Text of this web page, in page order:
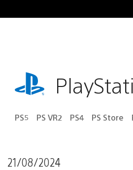
au
playstation.com
PS5 PS VR2 PS4 PS Store
21/08/2024